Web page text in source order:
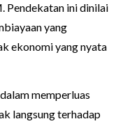
Pendekatan ini dinilai
yang
ekonomi yang nyata
memperluas
langsung terhadap